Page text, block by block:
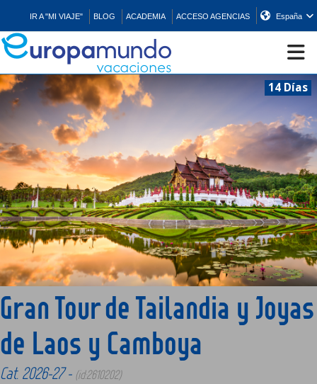
IR A "MI VIAJE" BLOG ACADEMIA ACCESO AGENCIAS España
CRUCEROS
ASIA
ORIENTE
PROMOCIONES
COMPRAR
CONTACTO
14 Días
Gran Tour de Tailandia y Joyas
de Laos y Camboya
Cat. 2026-27 - (id:2610202)